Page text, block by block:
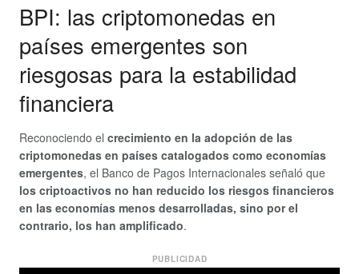
BPI: las criptomonedas en
países emergentes son
riesgosas para la estabilidad
financiera
Reconociendo el crecimiento en la adopción de las
criptomonedas en países catalogados como economías
emergentes, el Banco de Pagos Internacionales señaló que
los criptoactivos no han reducido los riesgos financieros
en las economías menos desarrolladas, sino por el
contrario, los han amplificado.
PUBLICIDAD